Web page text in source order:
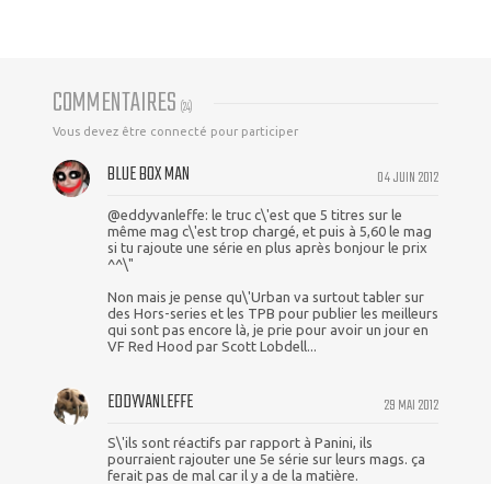
COMMENTAIRES (24)
Vous devez être connecté pour participer
04 JUIN 2012
BLUE BOX MAN
@eddyvanleffe: le truc c\'est que 5 titres sur le
même mag c\'est trop chargé, et puis à 5,60 le mag
si tu rajoute une série en plus après bonjour le prix
^^\"
Non mais je pense qu\'Urban va surtout tabler sur
des Hors-series et les TPB pour publier les meilleurs
qui sont pas encore là, je prie pour avoir un jour en
VF Red Hood par Scott Lobdell...
29 MAI 2012
EDDYVANLEFFE
S\'ils sont réactifs par rapport à Panini, ils
pourraient rajouter une 5e série sur leurs mags. ça
ferait pas de mal car il y a de la matière.